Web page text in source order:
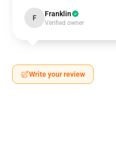
F Franklin
Verified owner
Write your review